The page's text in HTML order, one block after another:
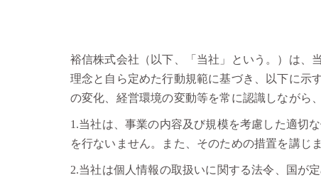
裕信株式会社（以下、「当社」という。）は、
理念と自ら定めた行動規範に基づき、以下に示
の変化、経営環境の変動等を常に認識しながら
1.当社は、事業の内容及び規模を考慮した適切
を行ないません。また、そのための措置を講じま
2.当社は個人情報の取扱いに関する法令、国が